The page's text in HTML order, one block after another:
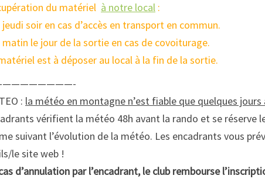
du matériel à notre local :
jeudi soir en cas d’accès en transport en commun.
matin le jour de la sortie en cas de covoiturage.
est à déposer au local à la fin de la sortie.
: la météo en montagne n’est fiable que quelques
vérifient la météo 48h avant la rando et se réserve
suivant l’évolution de la météo. Les encadrants vous
le site web !
d’annulation par l’encadrant, le club rembourse